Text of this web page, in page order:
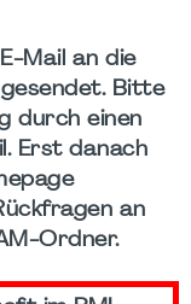
Mail an die
Bitte
durch einen
Erst danach
an
Ordner.